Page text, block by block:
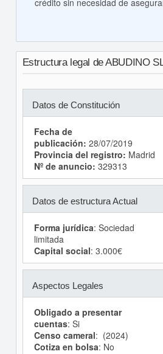
crédito sin necesidad de
Estructura legal de ABUDINO
Datos de Constitución
Fecha de
publicación: 28/07/2019
Provincia del registro: Madrid
Nº de anuncio: 329313
Datos de estructura Actual
Forma jurídica: Sociedad
limitada
Capital social: 3.000€
Aspectos Legales
Obligado a presentar
cuentas: Si
Censo cameral: (2024)
Cotiza en bolsa: No